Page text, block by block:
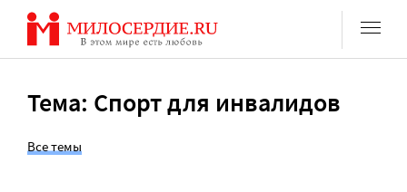
Перейти
содержанию
Тема: Спорт для инвалидов
Все темы